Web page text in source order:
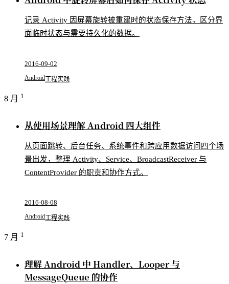
记录 Activity 因屏幕旋转被重建时的状态保存方法，区分界
面临时状态与需要持久化的数据。
2016-09-02
Android工程实践
8 月 1
从使用场景理解 Android 四大组件
从页面跳转、后台任务、系统事件和跨应用数据访问四个场
景出发，整理 Activity、Service、BroadcastReceiver 与
ContentProvider 的职责和协作方式。
2016-08-08
Android工程实践
7 月 1
理解 Android 中 Handler、Looper 与
MessageQueue 的协作